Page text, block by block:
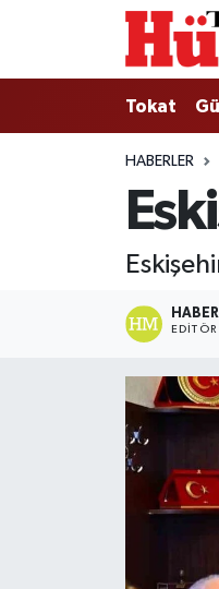
Tokat
HABERLER
EDITÖR
Tokat
Türkiye Gündemi
Gündem
Tokat Spor
Nöbetçi
Hava Durumu
Tokat Namaz
Süper Lig Puan
Son Dakika
Haber Arşivi